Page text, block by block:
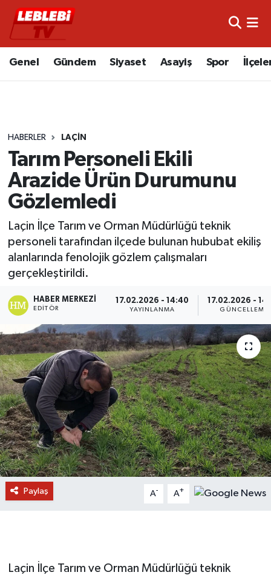
Genel Gündem Siyaset Asayiş Spor
HABERLER LAÇIN
Tarım Personeli Ekili
Arazide Ürün Durumunu
Gözlemledi
Laçin İlçe Tarım ve Orman Müdürlüğü teknik
personeli tarafından ilçede bulunan hububat ekiliş
alanlarında fenolojik gözlem çalışmaları
gerçekleştirildi.
HABER MERKEZI
EDITÖR
17.02.2026 - 14:40
YAYINLANMA
17.02.2026 -
GÜNCELLEME
Paylaş A- A+
Laçin İlçe Tarım ve Orman Müdürlüğü teknik
Hava Durumu
Süper Lig Puan Durumu ve Fikstür
Tüm Manşetler
Son Dakika Haberleri
Haber Arşivi